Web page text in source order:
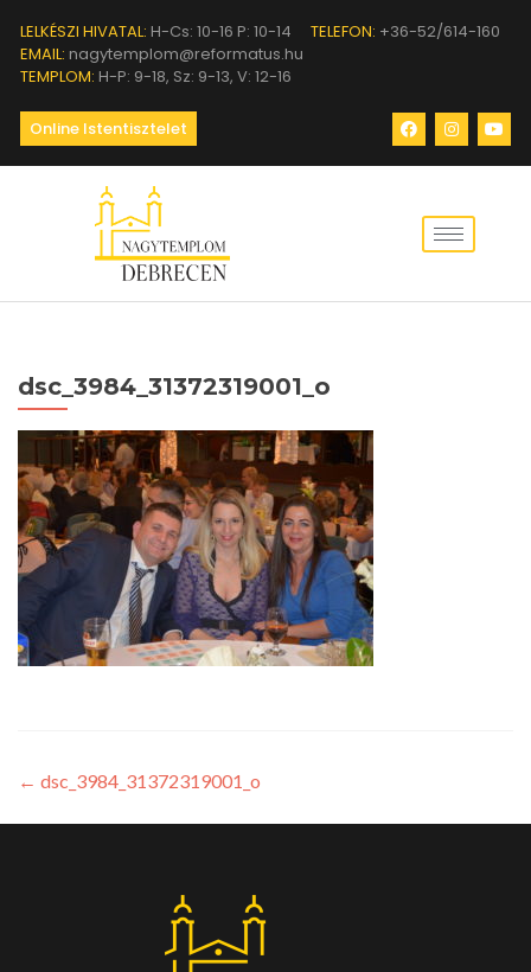
LELKÉSZI HIVATAL: H-Cs: 10-16 P: 10-14 TELEFON: +36-52/614-160
EMAIL: nagytemplom@reformatus.hu
TEMPLOM: H-P: 9-18, Sz: 9-13, V: 12-16
Online Istentisztelet
dsc_3984_31372319001_o
← dsc_3984_31372319001_o